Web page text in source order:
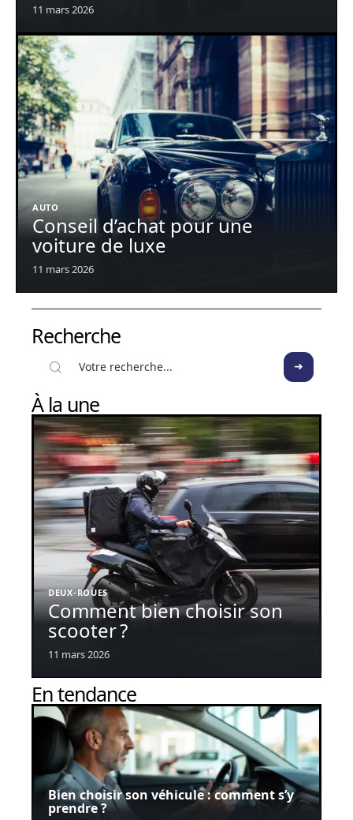
11 mars 2026
AUTO
Conseil d’achat pour une
voiture de luxe
11 mars 2026
Recherche
À la une
DEUX-ROUES
Comment bien choisir son
scooter ?
11 mars 2026
En tendance
Bien choisir son véhicule : comment s’y
prendre ?